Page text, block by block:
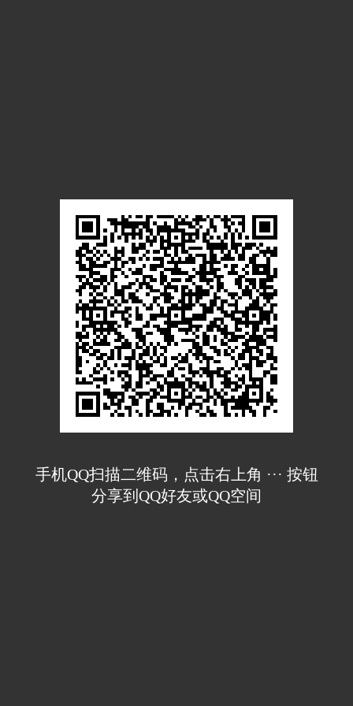
手机QQ扫描二维码，点击右上角 ··· 按钮
分享到QQ好友或QQ空间